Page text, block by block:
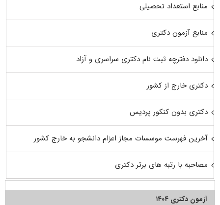
منابع استعداد تحصیلی
منابع آزمون دکتری
دانلود دفترچه ثبت نام دکتری سراسری و آزاد
دکتری خارج از کشور
دکتری بدون کنکور پردیس
آخرین فهرست موسسات مجاز اعزام دانشجو به خارج کشور
مصاحبه با رتبه های برتر دکتری
آزمون دکتری ۱۴۰۴